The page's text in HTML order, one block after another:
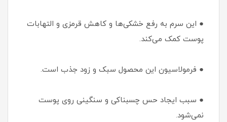
● این سرم به رفع خشکی‌ها و کاهش قرمزی و التهابات
پوست کمک می‌کند.
● فرمولاسیون این محصول سبک و زود جذب است.
● سبب ایجاد حس چسبناکی و سنگینی روی پوست
نمی‌شود.